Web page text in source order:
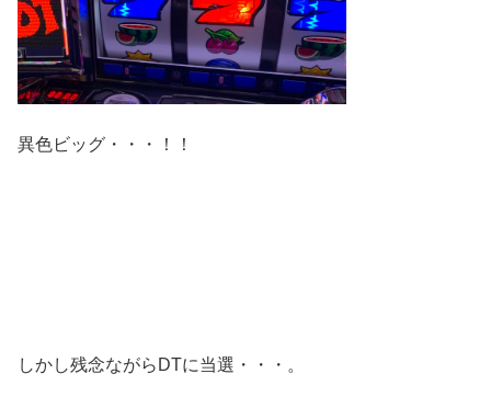
異色ビッグ・・・！！
しかし残念ながらDTに当選・・・。